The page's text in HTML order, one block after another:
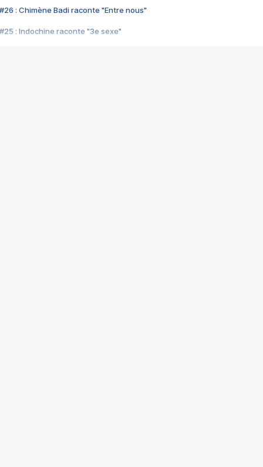
#26 : Chimène Badi raconte "Entre nous"
#25 : Indochine raconte "3e sexe"